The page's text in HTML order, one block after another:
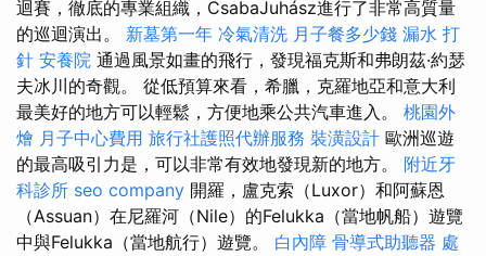
迴賽，徹底的專業組織，CsabaJuhász進行了非常高質量
的巡迴演出。 新墓第一年 冷氣清洗 月子餐多少錢 漏水 打
針 安養院 通過風景如畫的飛行，發現福克斯和弗朗茲·約瑟
夫冰川的奇觀。 從低預算來看，希臘，克羅地亞和意大利
最美好的地方可以輕鬆，方便地乘公共汽車進入。 桃園外
燴 月子中心費用 旅行社護照代辦服務 裝潢設計 歐洲巡遊
的最高吸引力是，可以非常有效地發現新的地方。 附近牙
科診所 seo company 開羅，盧克索（Luxor）和阿蘇恩
（Assuan）在尼羅河（Nile）的Felukka（當地帆船）遊覽
中與Felukka（當地航行）遊覽。 白內障 骨導式助聽器 處